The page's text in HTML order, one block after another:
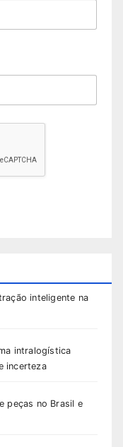
inteligente na
intralogística
incerteza
peças no Brasil e